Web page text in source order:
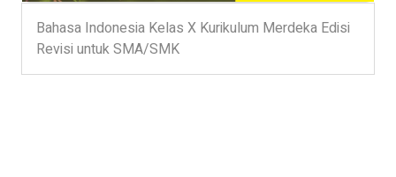
Bahasa Indonesia Kelas X Kurikulum Merdeka Edisi
Revisi untuk SMA/SMK